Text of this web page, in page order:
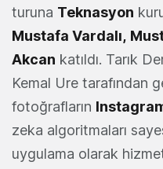
turuna Teknasyon
Mustafa Vardalı,
Akcan katıldı. Tarık
Kemal Ure tarafından
fotoğrafların
zeka algoritmaları
uygulama olarak